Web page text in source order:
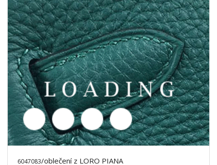
6047166/oblečení z LORO PIANA
Cena poptávka